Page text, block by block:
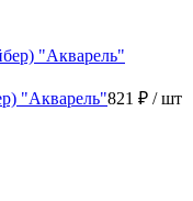
"Акварель"821 ₽ / шт